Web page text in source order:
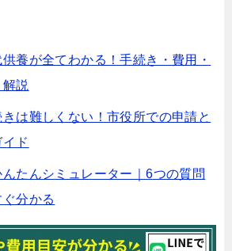
養が全てわかる！手続き・費用・
説
は難しくない！市役所での申請と
ド
たんシミュレーター｜6つの質問
分かる